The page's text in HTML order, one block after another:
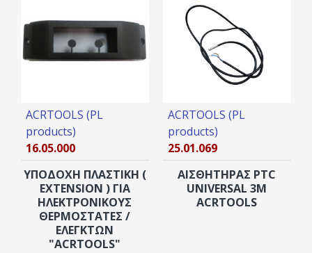
ACRTOOLS (PL
products)
16.05.000
YΠΟΔΟΧΗ ΠΛΑΣΤΙΚΗ (
EXTENSION ) ΓΙΑ
ΗΛΕΚΤΡΟΝΙΚΟΥΣ
ΘΕΡΜΟΣΤΑΤΕΣ /
ΕΛΕΓΚΤΩΝ
"ACRTOOLS"
ACRTOOLS (PL
products)
25.01.069
ΑΙΣΘΗΤΗΡΑΣ PTC
UNIVERSAL 3M
ACRTOOLS